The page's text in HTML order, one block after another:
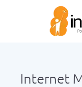
Internet